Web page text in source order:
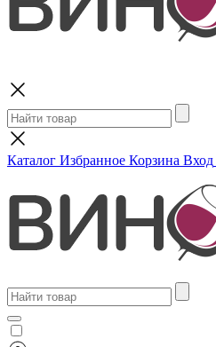
Каталог Избранное Корзина Вход